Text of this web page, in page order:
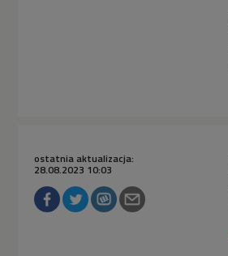
ostatnia aktualizacja:
28.08.2023 10:03